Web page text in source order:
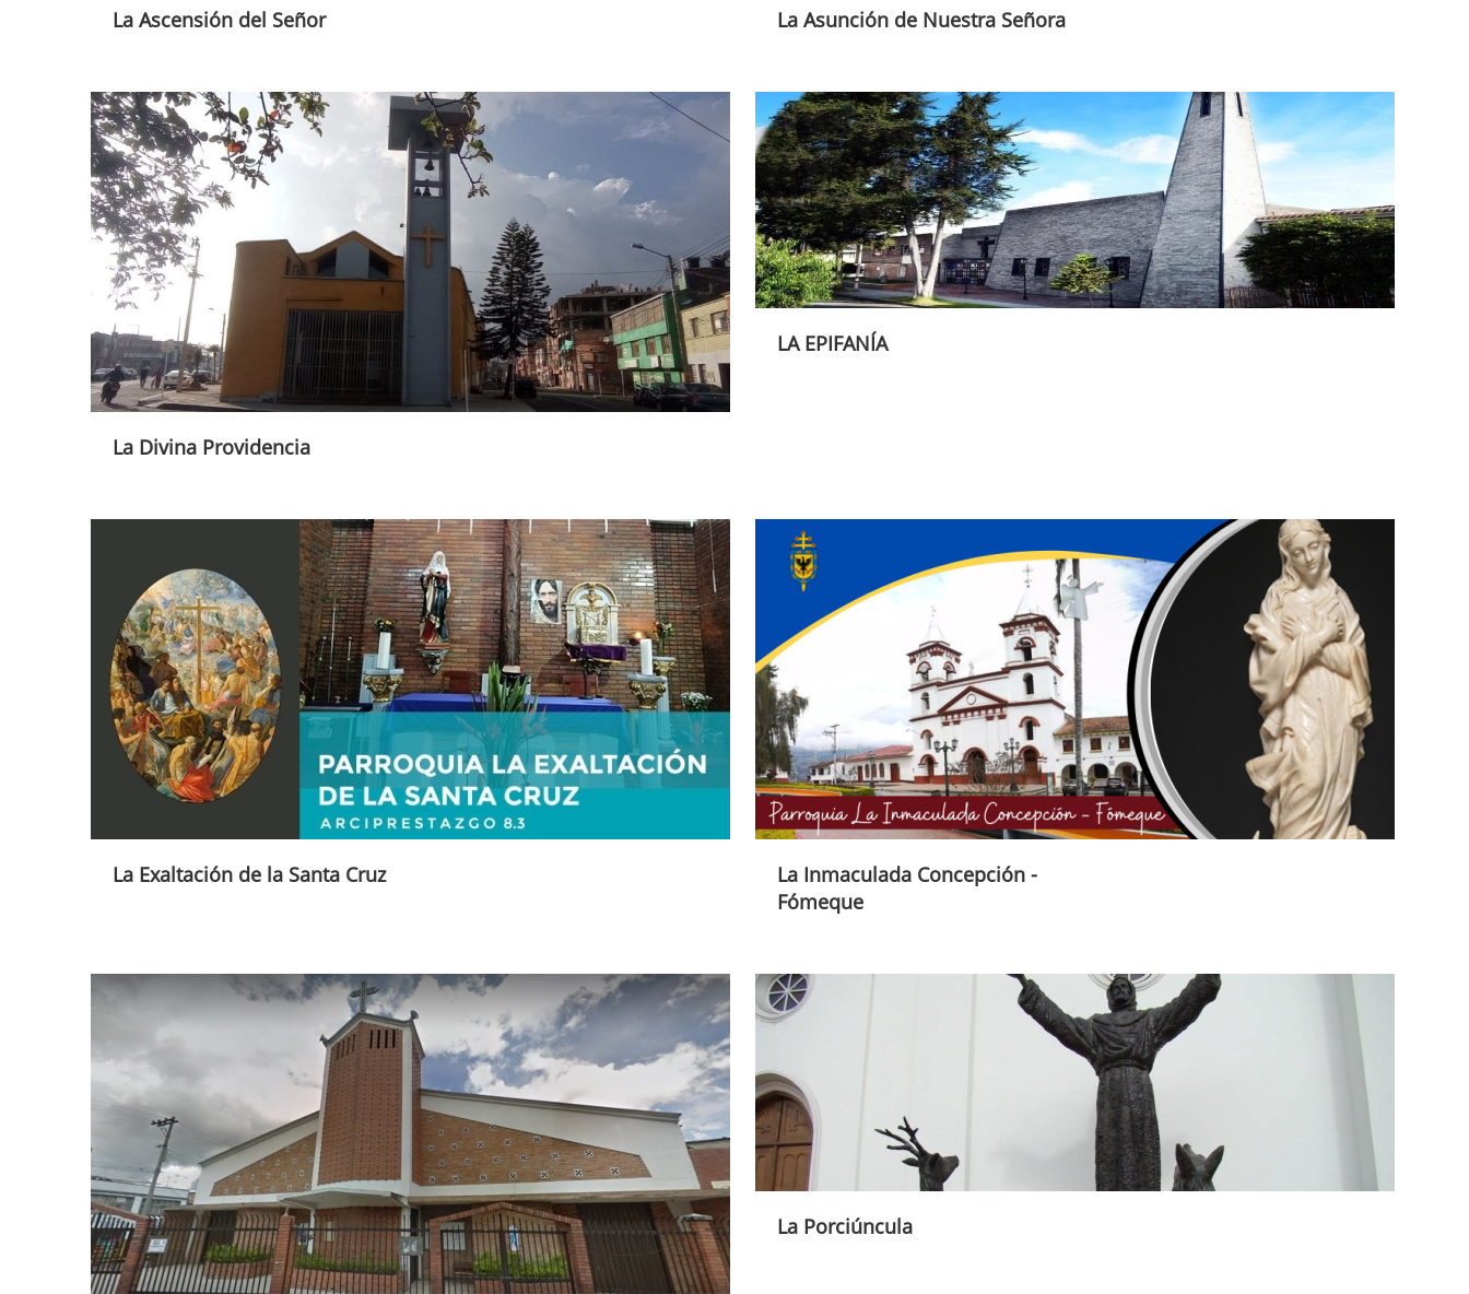
La Ascensión del Señor La Asunción de Nuestra Señora
La Divina Providencia
LA EPIFANÍA
La Exaltación de la Santa Cruz
La Inmaculada Concepción -
Fómeque
La Porciúncula